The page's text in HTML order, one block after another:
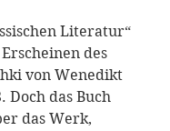
Literatur“
des
von Wenedikt
Doch das Buch
das Werk,